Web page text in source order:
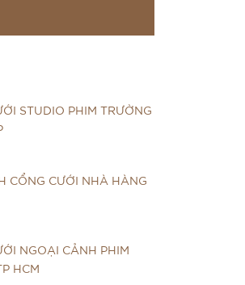
STUDIO PHIM TRƯỜNG
CỔNG CƯỚI NHÀ HÀNG
NGOẠI CẢNH PHIM
HCM